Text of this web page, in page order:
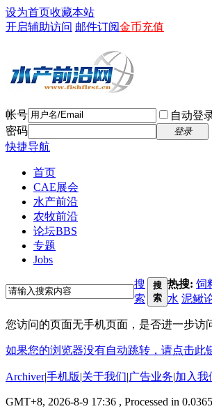
设为首页收藏本站
开启辅助访问 邮件订阅金币充值
帐号 自动登
密码
登录
快捷导航
首页
CAE展会
水产前沿
农牧前沿
论坛BBS
专题
Jobs
搜
索
搜
索
热搜: 饲
水 泥鳅
您访问的页面无手机页面，是否进一步访
如果您的浏览器没有自动跳转，请点击此
Archiver|手机版|关于我们|广告业务|加入我
GMT+8, 2026-8-9 17:36 , Processed in